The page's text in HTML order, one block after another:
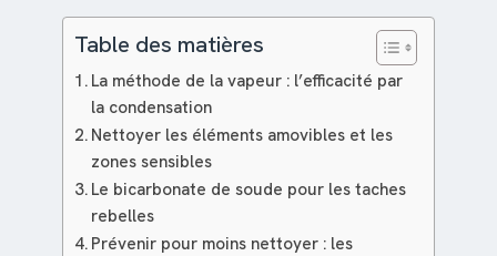
Table des matières
La méthode de la vapeur : l’efficacité par
la condensation
Nettoyer les éléments amovibles et les
zones sensibles
Le bicarbonate de soude pour les taches
rebelles
Prévenir pour moins nettoyer : les